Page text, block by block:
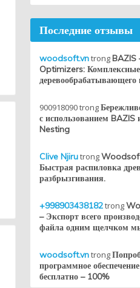
Последние отзывы
woodsoft.vntrong
Optimizers:
деревообрабатывающего
900918090trong
с использованием
Nesting
Clive Njirutrong
Быстрая распиловка
разбрызгивания.
+998903438182trong
– Экспорт всего
файла одним щелчком
woodsoft.vntrong
программное
бесплатно – 100%